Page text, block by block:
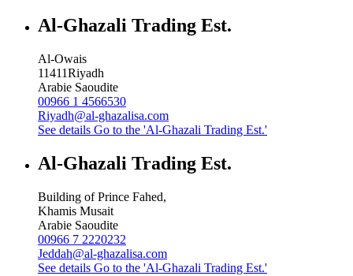
Al-Ghazali Trading Est.
Al-Owais
11411Riyadh
Arabie Saoudite
00966 1 4566530
Riyadh@al-ghazalisa.com
See details Go to the 'Al-Ghazali Trading Est.'
Al-Ghazali Trading Est.
Building of Prince Fahed,
Khamis Musait
Arabie Saoudite
00966 7 2220232
Jeddah@al-ghazalisa.com
See details Go to the 'Al-Ghazali Trading Est.'